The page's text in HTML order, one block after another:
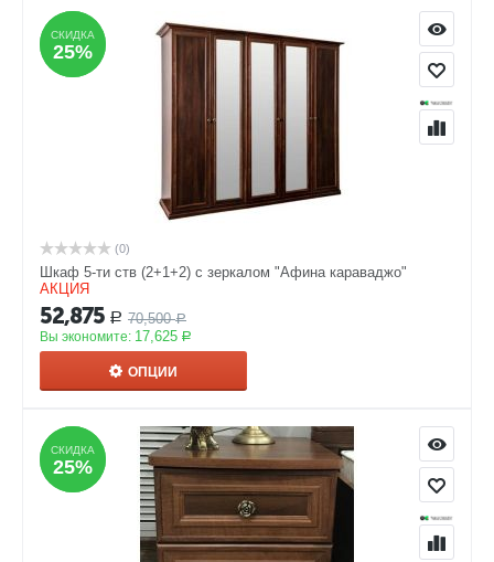
СКИДКА
25%
СКИДКА
25%
(0)
Шкаф 5-ти ств (2+1+2) с зеркалом "Афина караваджо"
АКЦИЯ
52,875 Р 70,500 Р
Вы экономите: 17,625 Р
ОПЦИИ
СКИДКА
25%
СКИДКА
25%